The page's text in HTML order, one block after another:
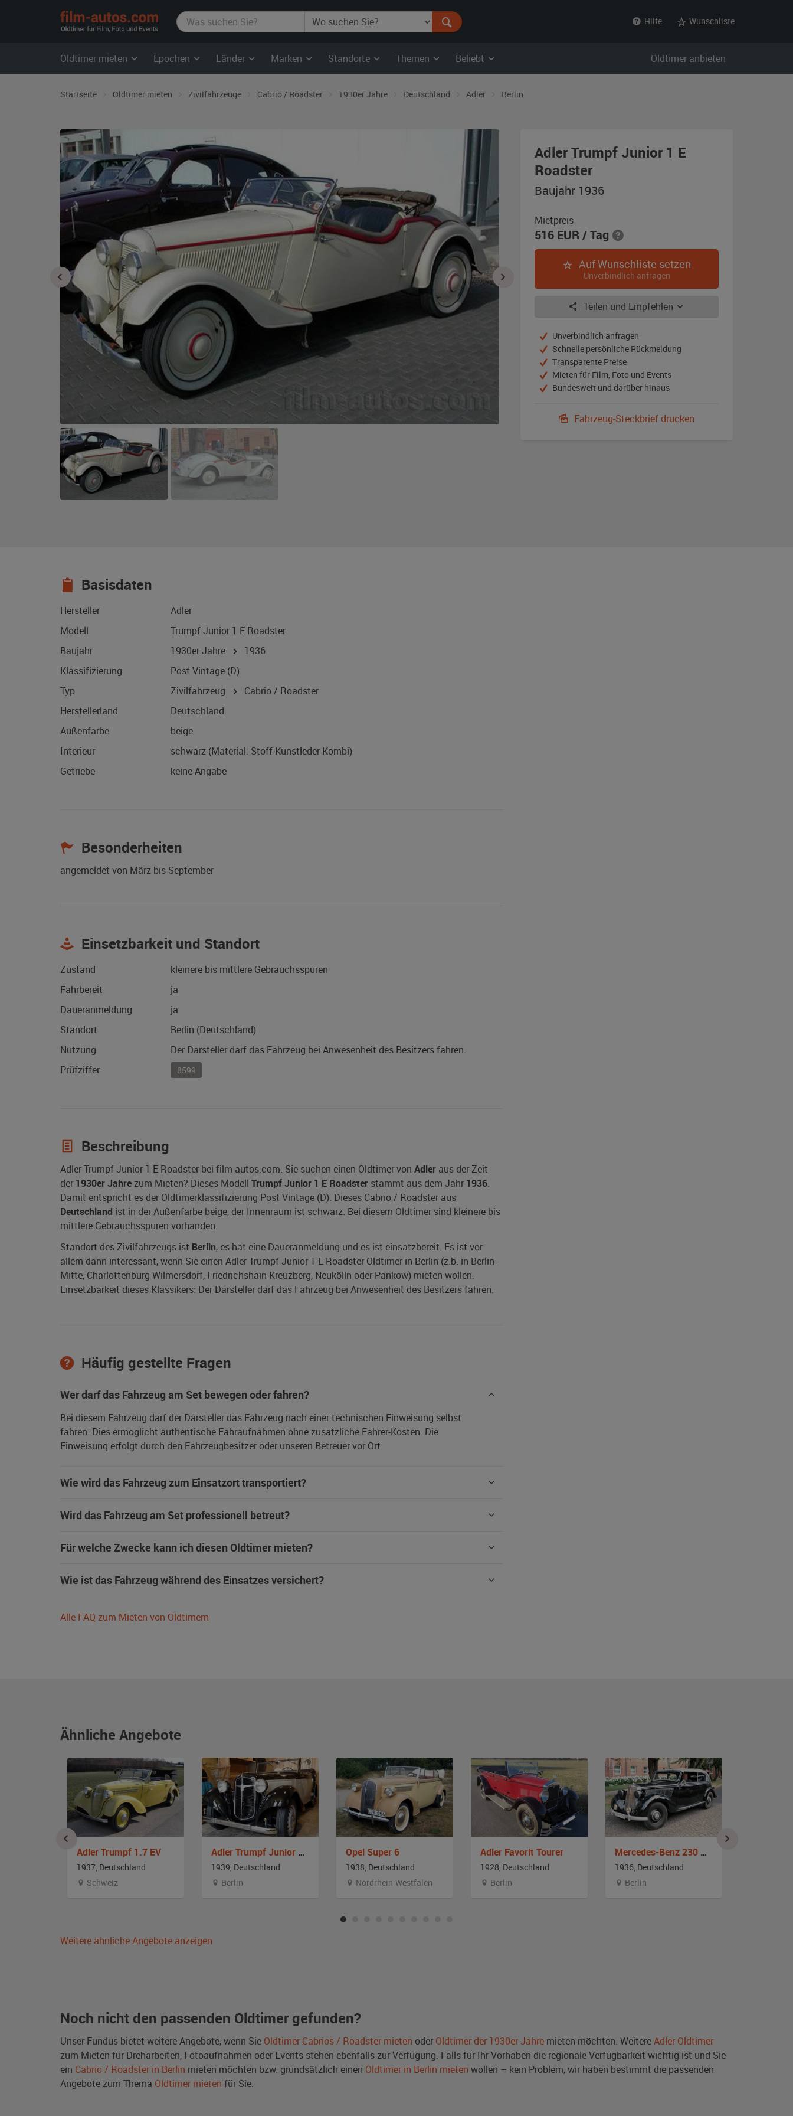
film-
autos.com
Hilfe Wunschliste
Oldtimer mieten Epochen Länder Marken Standorte Themen Beliebt Oldtimer anbieten
Startseite Oldtimer mieten Zivilfahrzeuge Cabrio / Roadster 1930er Jahre Deutschland Adler Berlin
Adler Trumpf Junior 1 E
Roadster,
Baujahr
Baujahr 1936
Mietpreis
516 EUR/ Tag
Auf Wunschliste setzen
Unverbindlich anfragen
Teilen und Empfehlen
Unverbindlich anfragen
Schnelle persönliche Rückmeldung
Transparente Preise
Mieten für Film, Foto und Events
Bundesweit und darüber hinaus
Fahrzeug-Steckbrief drucken
Basisdaten
Hersteller
Adler
Modell
Trumpf Junior 1 E Roadster
Baujahr
1930er Jahre
1936
Klassifizierung
Post Vintage (D)
Typ
Zivilfahrzeug
Cabrio / Roadster
Herstellerland
Deutschland
Außenfarbe
beige
Interieur
schwarz (Material: Stoff-Kunstleder-Kombi)
Getriebe
keine Angabe
Besonderheiten
angemeldet von März bis September
Einsetzbarkeit und Standort
Zustand
kleinere bis mittlere Gebrauchsspuren
Fahrbereit
ja
Daueranmeldung
ja
Standort
Berlin (Deutschland)
Nutzung
Der Darsteller darf das Fahrzeug bei Anwesenheit des Besitzers fahren.
Prüfziffer
8599
Beschreibung
Adler Trumpf Junior 1 E Roadster bei film-autos.com: Sie suchen einen Oldtimer von Adler aus der Zeit
der 1930er Jahrezum Mieten? Dieses Modell Trumpf Junior 1 E Roadster stammt aus dem Jahr 1936.
Damit entspricht es der Oldtimerklassifizierung Post Vintage (D). Dieses Cabrio / Roadster aus
Deutschland ist in der Außenfarbe beige, der Innenraum ist schwarz. Bei diesem Oldtimer sind kleinere bis
mittlere Gebrauchsspuren vorhanden.
Standort des Zivilfahrzeugs ist Berlin, es hat eine Daueranmeldung und es ist einsatzbereit. Es ist vor
allem dann interessant, wenn Sie einen Adler Trumpf Junior 1 E Roadster Oldtimer in Berlin (z.b. in Berlin-
Mitte, Charlottenburg-Wilmersdorf, Friedrichshain-Kreuzberg, Neukölln oder Pankow) mieten wollen.
Einsetzbarkeit dieses Klassikers: Der Darsteller darf das Fahrzeug bei Anwesenheit des Besitzers fahren.
Häufig gestellte Fragen
Wer darf das Fahrzeug am Set bewegen oder fahren?
Bei diesem Fahrzeug darf der Darsteller das Fahrzeug nach einer technischen Einweisung selbst
fahren. Dies ermöglicht authentische Fahraufnahmen ohne zusätzliche Fahrer-Kosten. Die
Einweisung erfolgt durch den Fahrzeugbesitzer oder unseren Betreuer vor Ort.
Wie wird das Fahrzeug zum Einsatzort transportiert?
Wird das Fahrzeug am Set professionell betreut?
Für welche Zwecke kann ich diesen Oldtimer mieten?
Wie ist das Fahrzeug während des Einsatzes versichert?
Alle FAQ zum Mieten von Oldtimern
Ähnliche Angebote
Adler Trumpf 1.7 EV
1937, Deutschland
Schweiz
Adler Trumpf Junior Ambi Budd
1939, Deutschland
Berlin
Opel Super 6
1938, Deutschland
Nordrhein-Westfalen
Adler Favorit Tourer
1928, Deutschland
Berlin
Mercedes-Benz 230 Cabriolet
1936, Deutschland
Berlin
Weitere ähnliche Angebote anzeigen
Noch nicht den passenden Oldtimer gefunden?
Unser Fundus bietet weitere Angebote, wenn Sie Oldtimer Cabrios / Roadster mieten oder Oldtimer der 1930er Jahre mieten möchten. WeitereAdler Oldtimer
zum Mieten für Dreharbeiten, Fotoaufnahmen oder Events stehen ebenfalls zur Verfügung. Falls für Ihr Vorhaben die regionale Verfügbarkeit wichtig ist und Sie
ein Cabrio / Roadster in Berlin mieten möchten bzw. grundsätzlich einen Oldtimer in Berlin mieten wollen – kein Problem, wir haben bestimmt die passenden
Angebote zum Thema Oldtimer mieten für Sie.